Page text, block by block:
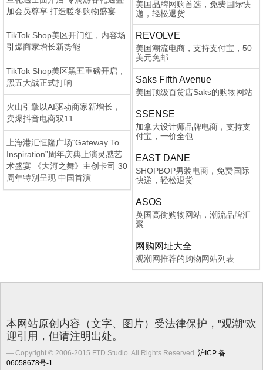
加会员尊享 打造暖冬购物盛宴
TikTok Shop美区开门红，内容场
引爆商家增长新势能
TikTok Shop美区黑五重磅开启，
黑五大战正式打响
火山引擎以AI驱动商家新增长，
卖爆抖音电商双11
上海港汇恒隆广场“Gateway To
Inspiration”周年庆典上演灵感艺
术盛宴 《大河之舞》主创卡司 30
周年特别呈现 中国首演
美国品牌网购首选，免费国际快
递，轻松退货
REVOLVE
美国潮流电商，支持支付宝，50
美元免邮
Saks Fifth Avenue
美国顶级百货店Saks的购物网站
SSENSE
加拿大设计师品牌电商，支持支
付宝，一价全包
EAST DANE
SHOPBOP男装电商，免费国际
快递，轻松退货
ASOS
英国高街购物网站，潮流品牌汇
聚
网购网址大全
观潮网推荐的购物网站列表
本网站原创内容（文字、图片）受法律保护，"观潮"欢
迎引用，但请注明出处。
Copyright © 2006-2015 FTD Studio. All Rights Reserved. 沪ICP 备
06058678号-1